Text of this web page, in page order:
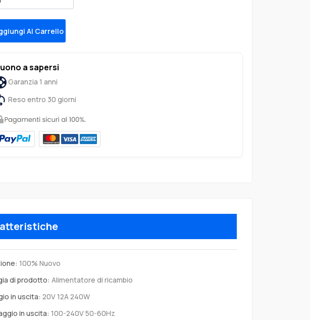
Aggiungi Al Carrello
a sapersi
Garanzia 1 anni
Reso entro 30 giorni
100% Nuovo
di prodotto: Alimentatore di ricambio
in uscita: 20V 12A 240W
in uscita: 100-240V 50-60Hz